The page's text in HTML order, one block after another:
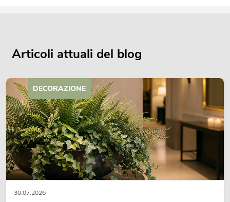
Articoli attuali del blog
30.07.2026
DECORAZIONE